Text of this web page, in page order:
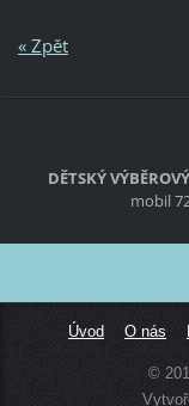
« Zpět
DĚTSKÝ
mobil
Úvod O nás
©